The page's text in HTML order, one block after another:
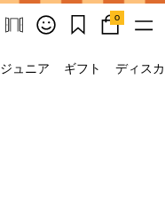
0
ジュニア ギフト ディス